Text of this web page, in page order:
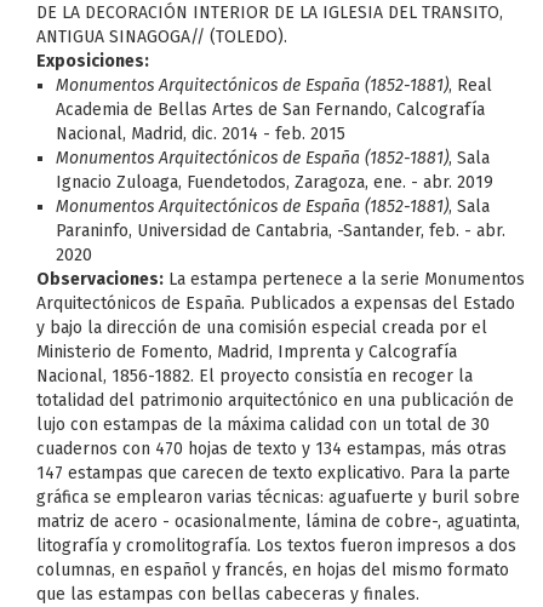
DE LA DECORACIÓN INTERIOR DE LA IGLESIA DEL TRANSITO,
ANTIGUA SINAGOGA// (TOLEDO).
Exposiciones:
Monumentos Arquitectónicos de España (1852-1881), Real
Academia de Bellas Artes de San Fernando, Calcografía
Nacional, Madrid, dic. 2014 - feb. 2015
Monumentos Arquitectónicos de España (1852-1881), Sala
Ignacio Zuloaga, Fuendetodos, Zaragoza, ene. - abr. 2019
Monumentos Arquitectónicos de España (1852-1881), Sala
Paraninfo, Universidad de Cantabria, -Santander, feb. - abr.
2020
Observaciones: La estampa pertenece a la serie Monumentos
Arquitectónicos de España. Publicados a expensas del Estado
y bajo la dirección de una comisión especial creada por el
Ministerio de Fomento, Madrid, Imprenta y Calcografía
Nacional, 1856-1882. El proyecto consistía en recoger la
totalidad del patrimonio arquitectónico en una publicación de
lujo con estampas de la máxima calidad con un total de 30
cuadernos con 470 hojas de texto y 134 estampas, más otras
147 estampas que carecen de texto explicativo. Para la parte
gráfica se emplearon varias técnicas: aguafuerte y buril sobre
matriz de acero - ocasionalmente, lámina de cobre-, aguatinta,
litografía y cromolitografía. Los textos fueron impresos a dos
columnas, en español y francés, en hojas del mismo formato
que las estampas con bellas cabeceras y finales.